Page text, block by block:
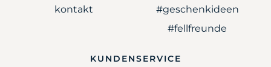
kontakt
#geschenkideen
#fellfreunde
KUNDENSERVICE